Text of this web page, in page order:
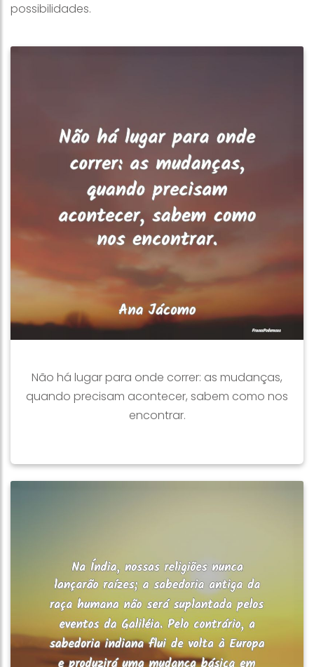
possibilidades.
Não há lugar para onde correr: as mudanças,
quando precisam acontecer, sabem como nos
encontrar.